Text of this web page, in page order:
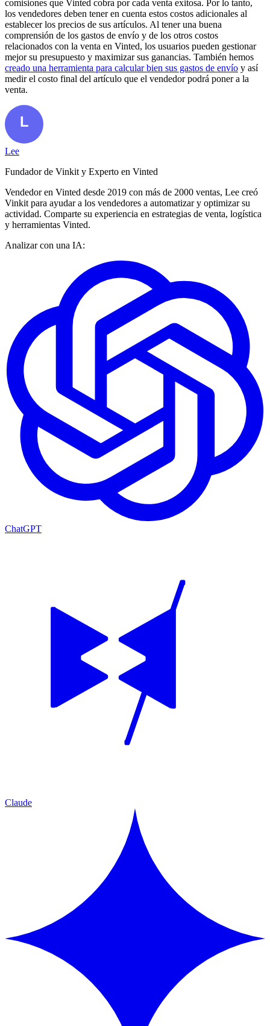
comisiones que Vinted cobra por cada venta exitosa. Por lo tanto,
los vendedores deben tener en cuenta estos costos adicionales al
establecer los precios de sus artículos. Al tener una buena
comprensión de los gastos de envío y de los otros costos
relacionados con la venta en Vinted, los usuarios pueden gestionar
mejor su presupuesto y maximizar sus ganancias. También hemos
creado una herramienta para calcular bien sus gastos de envío y así
medir el costo final del artículo que el vendedor podrá poner a la
venta.
Lee
Fundador de Vinkit y Experto en Vinted
Vendedor en Vinted desde 2019 con más de 2000 ventas, Lee creó
Vinkit para ayudar a los vendedores a automatizar y optimizar su
actividad. Comparte su experiencia en estrategias de venta, logística
y herramientas Vinted.
Analizar con una IA:
ChatGPT
Claude